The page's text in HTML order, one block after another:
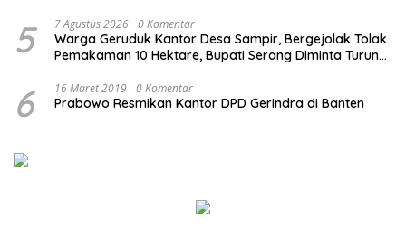
5 7 Agustus 2026 0 Komentar
Warga Geruduk Kantor Desa Sampir, Bergejolak Tolak
Pemakaman 10 Hektare, Bupati Serang Diminta Turun
6 16 Maret 2019 0 Komentar
Prabowo Resmikan Kantor DPD Gerindra di Banten